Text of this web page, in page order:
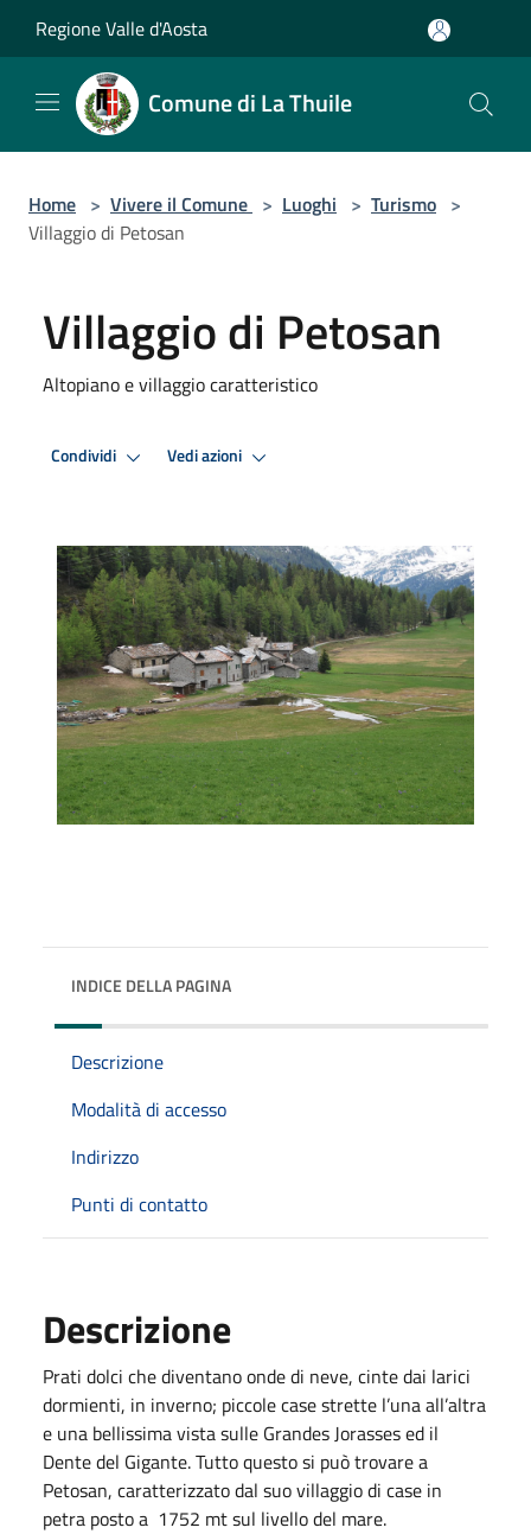
Regione Valle d'Aosta
Comune di La Thuile
Home > Vivere il Comune > Luoghi > Turismo >
Villaggio di Petosan
Villaggio di Petosan
Altopiano e villaggio caratteristico
Condividi Vedi azioni
INDICE DELLA PAGINA
Descrizione
Modalità di accesso
Indirizzo
Punti di contatto
Descrizione
Prati dolci che diventano onde di neve, cinte dai larici
dormienti, in inverno; piccole case strette l’una all’altra
e una bellissima vista sulle Grandes Jorasses ed il
Dente del Gigante. Tutto questo si può trovare a
Petosan, caratterizzato dal suo villaggio di case in
petra posto a 1752 mt sul livello del mare.